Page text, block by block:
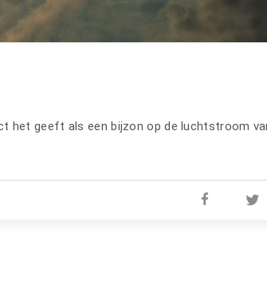
het geeft als een bijzon op de luchtstroom